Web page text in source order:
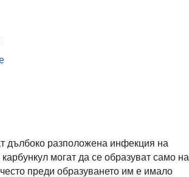
дълбоко разположена инфекция на
могат да се образуват само на
преди образуването им е имало